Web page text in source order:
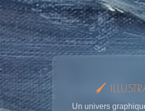
🖌
Un univers